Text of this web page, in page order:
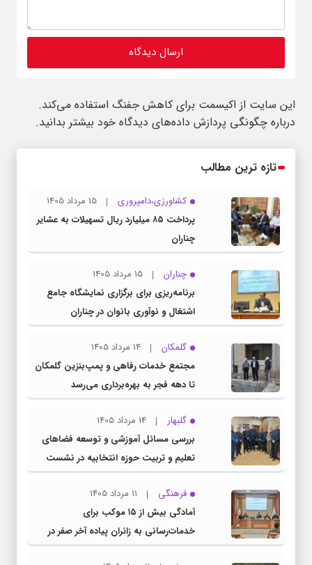
این سایت از اکیسمت برای کاهش جفنگ استفاده می‌کند.
درباره چگونگی پردازش داده‌های دیدگاه خود بیشتر بدانید.
تازه ترین مطالب
کشاورزی،دامپروری
15 مرداد 1405
پرداخت ۸۵ میلیارد ریال تسهیلات به عشایر
چناران
چناران
15 مرداد 1405
برنامه‌ریزی برای برگزاری نمایشگاه جامع
اشتغال و نوآوری بانوان در چناران
گلمکان
14 مرداد 1405
مجتمع خدمات رفاهی و پمپ‌بنزین گلمکان
تا دهه فجر به بهره‌برداری می‌رسد
گلبهار
14 مرداد 1405
بررسی مسائل آموزشی و توسعه فضاهای
تعلیم و تربیت حوزه انتخابیه در نشست
مشترک عضو کمیسیون آموزش مجلس با
مدیرکل آموزش و پرورش خراسان رضوی
فرهنگی
11 مرداد 1405
آمادگی بیش از ۱۵ موکب برای
خدمات‌رسانی به زائران پیاده آخر صفر در
شهرستان چناران